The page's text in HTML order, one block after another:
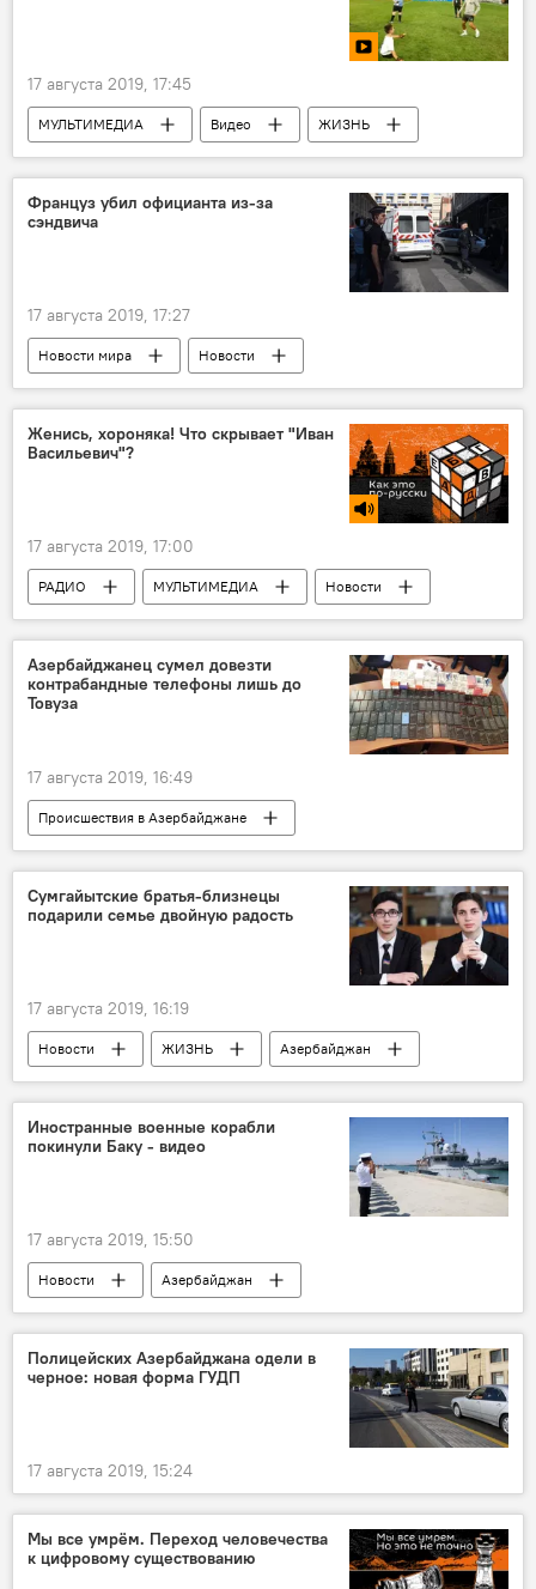
17 августа 2019, 17:45
МУЛЬТИМЕДИА Видео
ЖИЗНЬ
Новости мира
Новости
Француз убил официанта из-за
сэндвича
17 августа 2019, 17:27
Новости мира Новости
Женись, хороняка! Что скрывает "Иван
Васильевич"?
17 августа 2019, 17:00
РАДИО МУЛЬТИМЕДИА
Новости
Подкасты РИА Новости
Азербайджанец сумел довезти
контрабандные телефоны лишь до
Товуза
17 августа 2019, 16:49
Происшествия в Азербайджане
Происшествия
ЖИЗНЬ
Новости
Азербайджан
Сумгайытские братья-близнецы
подарили семье двойную радость
17 августа 2019, 16:19
Новости ЖИЗНЬ Азербайджан
Иностранные военные корабли
покинули Баку - видео
17 августа 2019, 15:50
Новости
Азербайджан
Новости мира
Полицейских Азербайджана одели в
черное: новая форма ГУДП
17 августа 2019, 15:24
Мы все умрём. Переход человечества
к цифровому существованию